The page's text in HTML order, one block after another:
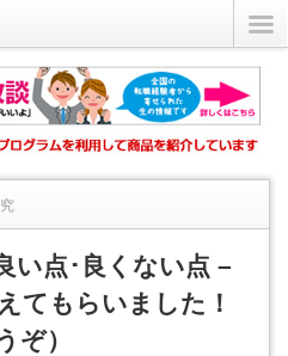
良い点･良くない点 – 働いてい...
い点･良くない点 –
てもらいました！
ぞ）